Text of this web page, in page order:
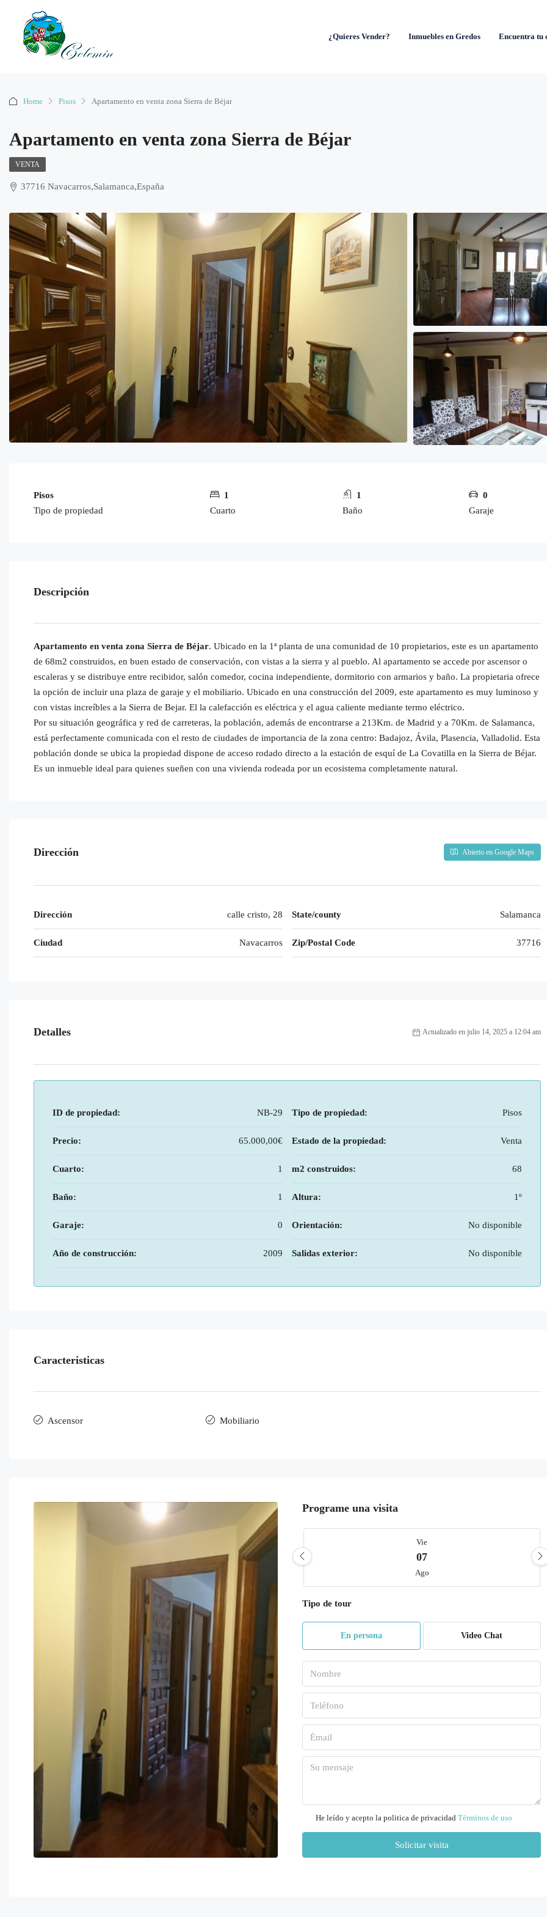
¿Quieres Vender? Inmuebles en Gredos Encuentra tu
Home Pisos Apartamento en venta zona Sierra de Béjar
Apartamento en venta zona Sierra de Béjar
VENTA
37716 Navacarros,Salamanca,España
Pisos
Tipo de propiedad
1
Cuarto
1
Baño
0
Garaje
Descripción
Apartamento en venta zona Sierra de Béjar. Ubicado en la 1ª planta de una comunidad de 10 propietarios, este es un apartamento
de 68m2 construidos, en buen estado de conservación, con vistas a la sierra y al pueblo. Al apartamento se accede por ascensor o
escaleras y se distribuye entre recibidor, salón comedor, cocina independiente, dormitorio con armarios y baño. La propietaria ofrece
la opción de incluir una plaza de garaje y el mobiliario. Ubicado en una construcción del 2009, este apartamento es muy luminoso y
con vistas increíbles a la Sierra de Bejar. El la calefacción es eléctrica y el agua caliente mediante termo eléctrico.
Por su situación geográfica y red de carreteras, la población, además de encontrarse a 213Km. de Madrid y a 70Km. de Salamanca,
está perfectamente comunicada con el resto de ciudades de importancia de la zona centro: Badajoz, Ávila, Plasencia, Valladolid. Esta
población donde se ubica la propiedad dispone de acceso rodado directo a la estación de esquí de La Covatilla en la Sierra de Béjar.
Es un inmueble ideal para quienes sueñen con una vivienda rodeada por un ecosistema completamente natural.
Dirección Abierto en Google Maps
Dirección calle cristo, 28
Ciudad Navacarros
State/county Salamanca
Zip/Postal Code 37716
Detalles Actualizado en julio 14, 2025 a 12:04 am
ID de propiedad: NB-29
Precio: 65.000,00€
Cuarto: 1
Baño: 1
Garaje: 0
Año de construcción: 2009
Tipo de propiedad: Pisos
Estado de la propiedad: Venta
m2 construidos: 68
Altura: 1º
Orientación: No disponible
Salidas exterior: No disponible
Caracteristicas
Ascensor Mobiliario
Programe una visita
Vie
07
Ago
08
09
10
11
Ago
Tipo de tour
En persona Video Chat
He leído y acepto la politica de privacidadTérminos de uso
Solicitar visita